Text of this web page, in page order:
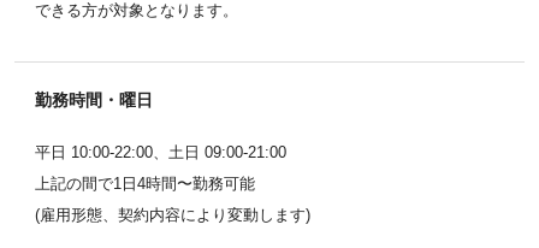
できる方が対象となります。
勤務時間・曜日
平日 10:00-22:00、土日 09:00-21:00
上記の間で1日4時間〜勤務可能
(雇用形態、契約内容により変動します)